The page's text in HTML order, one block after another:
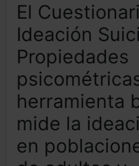
El
Ideación
Propiedades
herramienta
mide la
en